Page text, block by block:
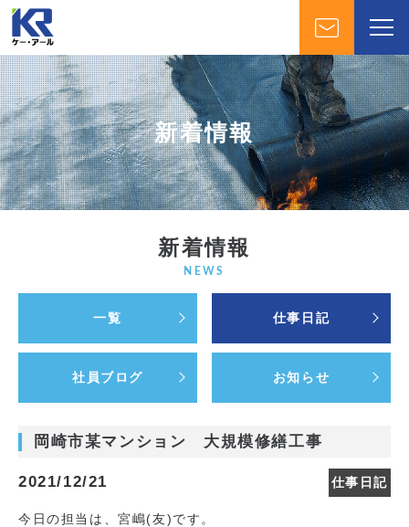
新着情報
新着情報
NEWS
一覧 仕事日記
社員ブログ お知らせ
岡崎市某マンション 大規模修繕工事
2021/12/21 仕事日記
今日の担当は、宮嶋(友)です。